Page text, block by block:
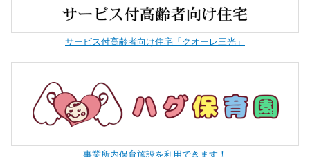
サービス付高齢者向け住宅「クオーレ三光」
事業所内保育施設を利用できます！